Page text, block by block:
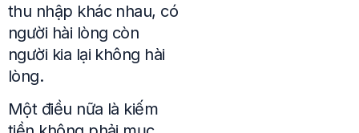
thu nhập khác nhau, có
người hài lòng còn
người kia lại không hài
lòng.
Một điều nữa là kiếm